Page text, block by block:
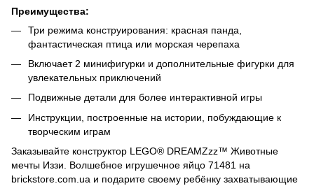
Преимущества:
Три режима конструирования: красная панда,
фантастическая птица или морская черепаха
Включает 2 минифигурки и дополнительные фигурки для
увлекательных приключений
Подвижные детали для более интерактивной игры
Инструкции, построенные на истории, побуждающие к
творческим играм
Заказывайте конструктор LEGO® DREAMZzz™ Животные
мечты Иззи. Волшебное игрушечное яйцо 71481 на
brickstore.com.ua и подарите своему ребёнку захватывающие